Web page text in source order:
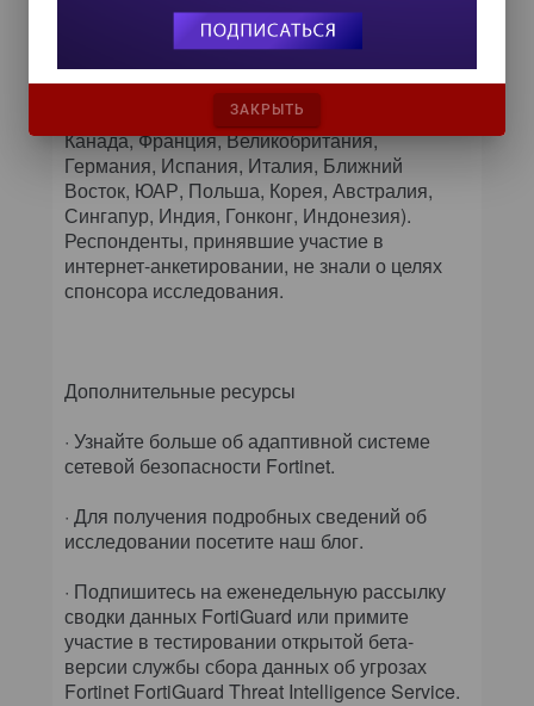
глобальном исследовании,
ориентированном на ИТ-руководителей, в
обязанности которых входит обеспечение
ИТ-безопасности, принял участие 1801
анонимный респондент из 16 стран (США,
Канада, Франция, Великобритания,
Германия, Испания, Италия, Ближний
Восток, ЮАР, Польша, Корея, Австралия,
Сингапур, Индия, Гонконг, Индонезия).
Респонденты, принявшие участие в
интернет-анкетировании, не знали о целях
спонсора исследования.
Дополнительные ресурсы
· Узнайте больше об адаптивной системе
сетевой безопасности Fortinet.
· Для получения подробных сведений об
исследовании посетите наш блог.
· Подпишитесь на еженедельную рассылку
сводки данных FortiGuard или примите
участие в тестировании открытой бета-
версии службы сбора данных об угрозах
Fortinet FortiGuard Threat Intelligence Service.
ЗАКРЫТЬ